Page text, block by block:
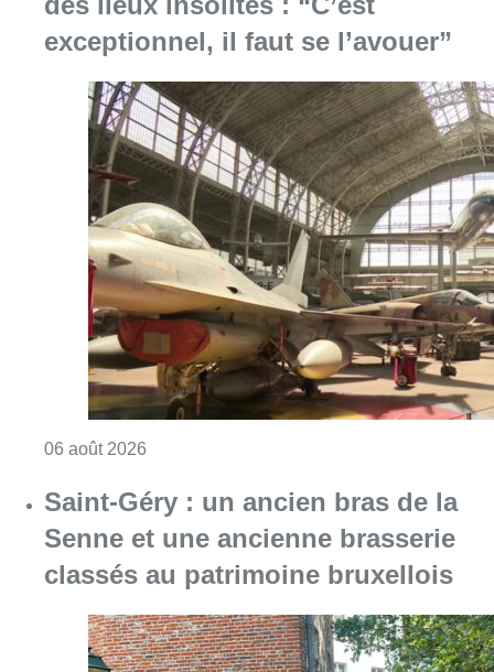
exceptionnel, il faut se l’avouer”
06 août 2026
Saint-Géry : un ancien bras de la
Senne et une ancienne brasserie
classés au patrimoine bruxellois